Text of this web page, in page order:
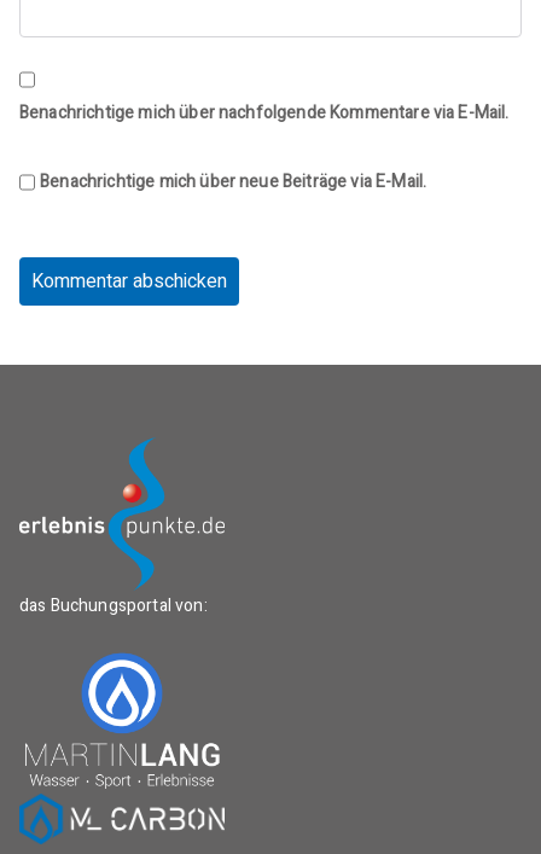
Benachrichtige mich über nachfolgende Kommentare via E-Mail.
Benachrichtige mich über neue Beiträge via E-Mail.
das Buchungsportal von: